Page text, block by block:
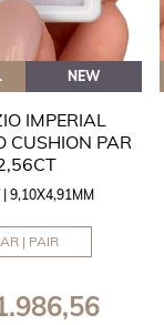
NEW
IMPERIAL
CUSHION PAR
| 9,10X4,91MM
| PAIR